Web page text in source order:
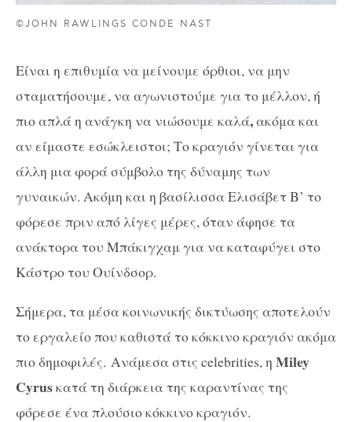
©JOHN RAWLINGS CONDE NAST
Είναι η επιθυμία να μείνουμε όρθιοι, να μην
σταματήσουμε, να αγωνιστούμε για το μέλλον, ή
πιο απλά η ανάγκη να νιώσουμε καλά,ακόμα και
αν είμαστε εσώκλειστοι; Το κραγιόν γίνεται για
άλλη μια φορά σύμβολο της δύναμης των
γυναικών. Ακόμη και η βασίλισσα Ελισάβετ Β’ το
φόρεσε πριν από λίγες μέρες, όταν άφησε τα
ανάκτορα του Μπάκιγχαμ για να καταφύγει στο
Κάστρο του Ουίνδσορ.
Σήμερα, τα μέσα κοινωνικής δικτύωσης αποτελούν
το εργαλείο που καθιστά το κόκκινο κραγιόν ακόμα
πιο δημοφιλές. Ανάμεσα στις celebrities, η Miley
Cyrusκατά τη διάρκεια της καραντίνας της
φόρεσε ένα πλούσιο κόκκινο κραγιόν.